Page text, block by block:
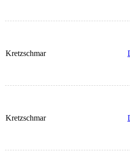
Kretzschmar
Kretzschmar